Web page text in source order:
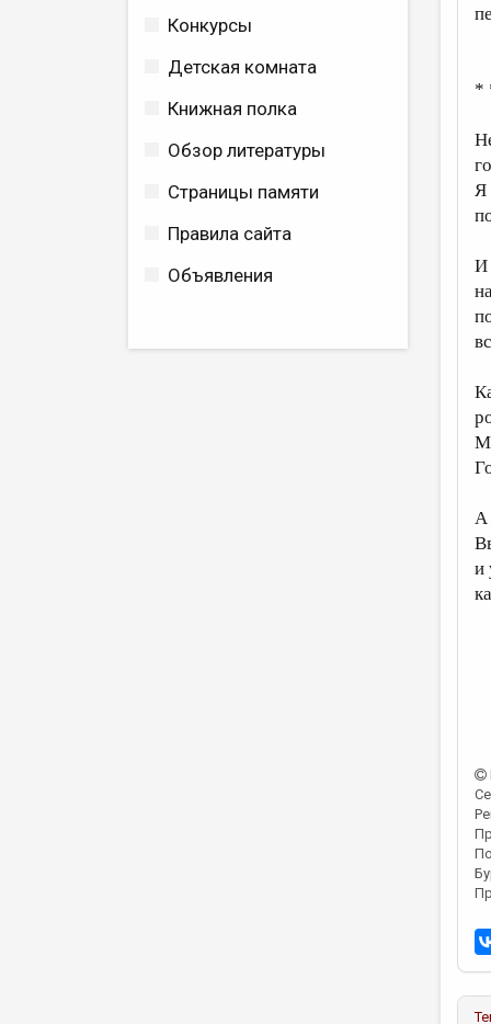
Конкурсы
Детская комната
Книжная полка
Обзор литературы
Страницы памяти
Правила сайта
Объявления
*
Я
И
А
и